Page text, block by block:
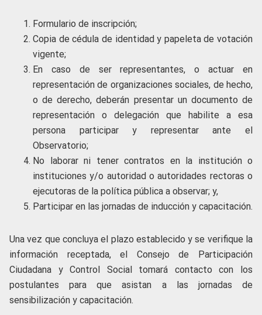
Formulario de inscripción;
Copia de cédula de identidad y papeleta de votación
vigente;
En caso de ser representantes, o actuar en
representación de organizaciones sociales, de hecho,
o de derecho, deberán presentar un documento de
representación o delegación que habilite a esa
persona participar y representar ante el
Observatorio;
No laborar ni tener contratos en la institución o
instituciones y/o autoridad o autoridades rectoras o
ejecutoras de la política pública a observar; y,
Participar en las jornadas de inducción y capacitación.
Una vez que concluya el plazo establecido y se verifique la
información receptada, el Consejo de Participación
Ciudadana y Control Social tomará contacto con los
postulantes para que asistan a las jornadas de
sensibilización y capacitación.